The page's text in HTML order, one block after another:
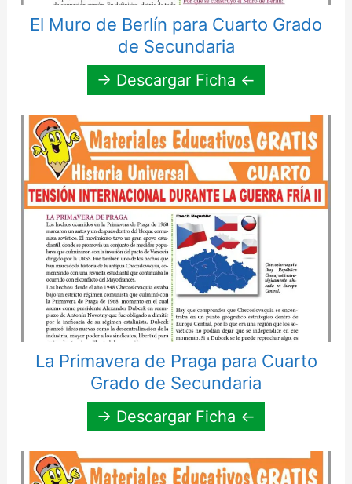
El Muro de Berlín para Cuarto Grado
de Secundaria
→ Descargar Ficha ←
La Primavera de Praga para Cuarto
Grado de Secundaria
→ Descargar Ficha ←